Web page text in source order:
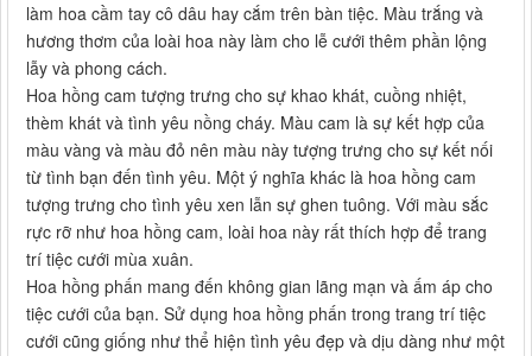
làm hoa cầm tay cô dâu hay cắm trên bàn tiệc. Màu trắng và
hương thơm của loài hoa này làm cho lễ cưới thêm phần lộng
lẫy và phong cách.
Hoa hồng cam tượng trưng cho sự khao khát, cuồng nhiệt,
thèm khát và tình yêu nồng cháy. Màu cam là sự kết hợp của
màu vàng và màu đỏ nên màu này tượng trưng cho sự kết nối
từ tình bạn đến tình yêu. Một ý nghĩa khác là hoa hồng cam
tượng trưng cho tình yêu xen lẫn sự ghen tuông. Với màu sắc
rực rỡ như hoa hồng cam, loài hoa này rất thích hợp để trang
trí tiệc cưới mùa xuân.
Hoa hồng phấn mang đến không gian lãng mạn và ấm áp cho
tiệc cưới của bạn. Sử dụng hoa hồng phấn trong trang trí tiệc
cưới cũng giống như thể hiện tình yêu đẹp và dịu dàng như một